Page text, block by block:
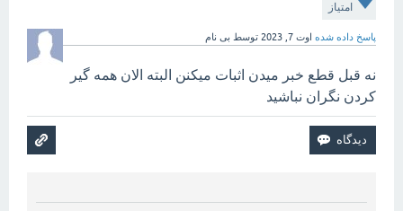
امتیاز
پاسخ داده شده اوت 7, 2023 توسط بی نام
نه قبل قطع خبر میدن اثبات میکنن البته الان همه گیر
کردن نگران نباشید